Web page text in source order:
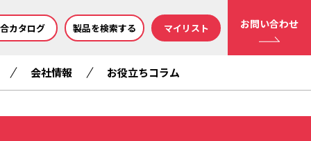
カタログ 製品を検索する マイリスト お問い合わせ
会社情報 お役立ちコラム